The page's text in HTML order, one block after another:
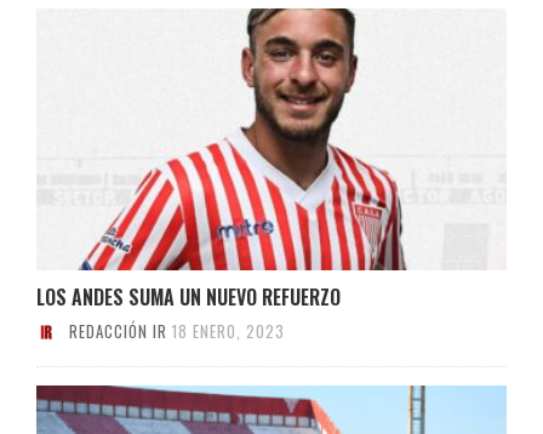
LOS ANDES SUMA UN NUEVO REFUERZO
REDACCIÓN IR 18 ENERO, 2023